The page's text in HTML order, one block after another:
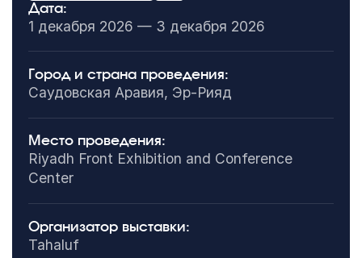
Дата:
1 декабря 2026 — 3 декабря 2026
Город и страна проведения:
Саудовская Аравия, Эр-Рияд
Место проведения:
Riyadh Front Exhibition and Conference
Center
Организатор выставки:
Tahaluf